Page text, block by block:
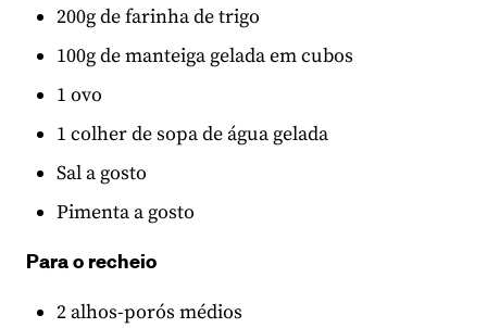
200g de farinha de trigo
100g de manteiga gelada em cubos
1 ovo
1 colher de sopa de água gelada
Sal a gosto
Pimenta a gosto
Para o recheio
2 alhos-porós médios